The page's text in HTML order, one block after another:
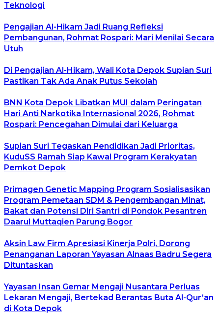
Teknologi
Pengajian Al-Hikam Jadi Ruang Refleksi
Pembangunan, Rohmat Rospari: Mari Menilai Secara
Utuh
Di Pengajian Al-Hikam, Wali Kota Depok Supian Suri
Pastikan Tak Ada Anak Putus Sekolah
BNN Kota Depok Libatkan MUI dalam Peringatan
Hari Anti Narkotika Internasional 2026, Rohmat
Rospari: Pencegahan Dimulai dari Keluarga
Supian Suri Tegaskan Pendidikan Jadi Prioritas,
KuduSS Ramah Siap Kawal Program Kerakyatan
Pemkot Depok
Primagen Genetic Mapping Program Sosialisasikan
Program Pemetaan SDM & Pengembangan Minat,
Bakat dan Potensi Diri Santri di Pondok Pesantren
Daarul Muttaqien Parung Bogor
Aksin Law Firm Apresiasi Kinerja Polri, Dorong
Penanganan Laporan Yayasan Alnaas Badru Segera
Dituntaskan
Yayasan Insan Gemar Mengaji Nusantara Perluas
Lekaran Mengaji, Bertekad Berantas Buta Al-Qur’an
di Kota Depok